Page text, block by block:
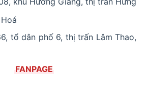
tổ dân phố 6, thị trấn Lâm Thao,
FANPAGE